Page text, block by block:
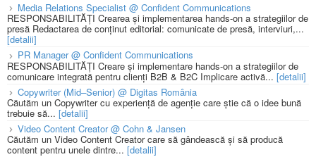
Media Relations Specialist @ Confident Communications
RESPONSABILITĂȚI Crearea și implementarea hands-on a strategiilor de
presă Redactarea de conținut editorial: comunicate de presă, interviuri,...
[detalii]
PR Manager @ Confident Communications
RESPONSABILITĂȚI Creare și implementare hands-on a strategiilor de
comunicare integrată pentru clienți B2B & B2C Implicare activă... [detalii]
Copywriter (Mid–Senior) @ Digitas România
Căutăm un Copywriter cu experiență de agenție care știe că o idee bună
trebuie să... [detalii]
Video Content Creator @ Cohn & Jansen
Căutăm un Video Content Creator care să gândească și să producă
content pentru unele dintre... [detalii]